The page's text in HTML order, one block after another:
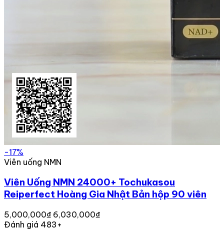
-17%
Viên uống NMN
Viên Uống NMN 24000+ Tochukasou
Reiperfect Hoàng Gia Nhật Bản hộp 90 viên
5,000,000₫ 6,030,000₫
Đánh giá 483+